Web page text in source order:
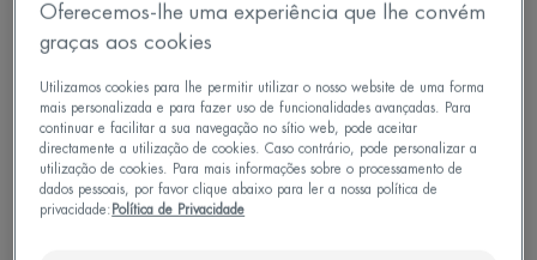
O que é a acne inflamatória?
A acne inflamatória segue-se geralmente à acne
retencional, que se manifesta com pontos negros
ou microquistos. Estes são o resultado da
sobreprodução e do espessamento do sebo, que
Oferecemos-lhe uma experiência que lhe convém
graças aos cookies
Utilizamos cookies para lhe permitir utilizar o nosso website de uma forma
mais personalizada e para fazer uso de funcionalidades avançadas. Para
continuar e facilitar a sua navegação no sítio web, pode aceitar
directamente a utilização de cookies. Caso contrário, pode personalizar a
utilização de cookies. Para mais informações sobre o processamento de
dados pessoais, por favor clique abaixo para ler a nossa política de
privacidade: Política de Privacidade